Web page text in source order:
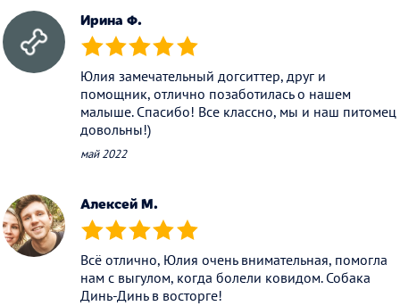
Ирина Ф.
(*) (*) (*) (*) (*)
Юлия замечательный догситтер, друг и
помощник, отлично позаботилась о нашем
малыше. Спасибо! Все классно, мы и наш питомец
довольны!)
май 2022
Алексей М.
(*) (*) (*) (*) (*)
Всё отлично, Юлия очень внимательная, помогла
нам с выгулом, когда болели ковидом. Собака
Динь-Динь в восторге!